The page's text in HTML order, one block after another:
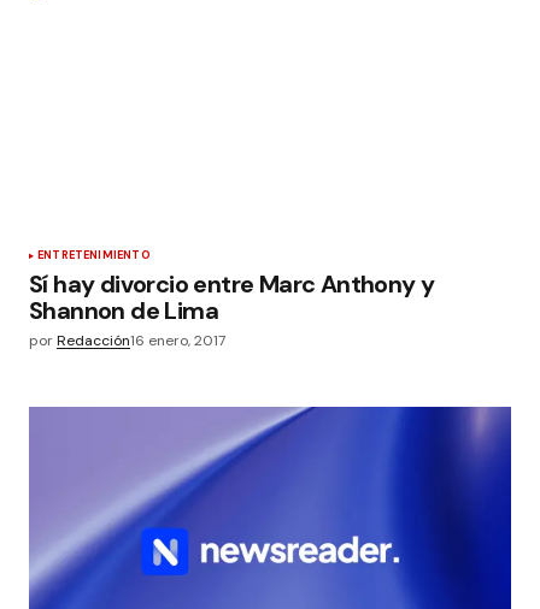
ENTRETENIMIENTO
Sí hay divorcio entre Marc Anthony y
Shannon de Lima
porRedacción16 enero, 2017